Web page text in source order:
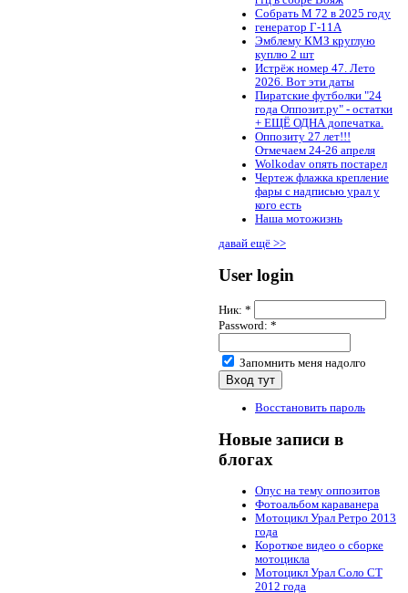
Собрать М 72 в 2025 году
генератор Г-11А
Эмблему КМЗ круглую
куплю 2 шт
Истрёж номер 47. Лето
2026. Вот эти даты
Пиратские футболки "24
года Оппозит.ру" - остатки
+ ЕЩЁ ОДНА допечатка.
Оппозиту 27 лет!!!
Отмечаем 24-26 апреля
Wolkodav опять постарел
Чертеж флажка крепление
фары с надписью урал у
кого есть
Наша мотожизнь
давай ещё >>
User login
Ник: *
Password: *
Запомнить меня надолго
Восстановить пароль
Новые записи в
блогах
Опус на тему оппозитов
Фотоальбом караванера
Мотоцикл Урал Ретро 2013
года
Короткое видео о сборке
мотоцикла
Мотоцикл Урал Соло СТ
2012 года